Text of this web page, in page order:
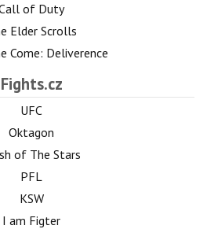
of Duty
Elder Scrolls
Come: Deliverence
Fights.cz
UFC
Oktagon
of The Stars
PFL
KSW
I am Figter